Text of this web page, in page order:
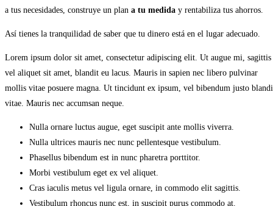
a tus necesidades, construye un plan a tu medida y rentabiliza tus ahorros.
Así tienes la tranquilidad de saber que tu dinero está en el lugar adecuado.
Lorem ipsum dolor sit amet, consectetur adipiscing elit. Ut augue mi, sagittis
vel aliquet sit amet, blandit eu lacus. Mauris in sapien nec libero pulvinar
mollis vitae posuere magna. Ut tincidunt ex ipsum, vel bibendum justo
vitae. Mauris nec accumsan neque.
Nulla ornare luctus augue, eget suscipit ante mollis viverra.
Nulla ultrices mauris nec nunc pellentesque vestibulum.
Phasellus bibendum est in nunc pharetra porttitor.
Morbi vestibulum eget ex vel aliquet.
Cras iaculis metus vel ligula ornare, in commodo elit sagittis.
Vestibulum rhoncus nunc est, in suscipit purus commodo at.